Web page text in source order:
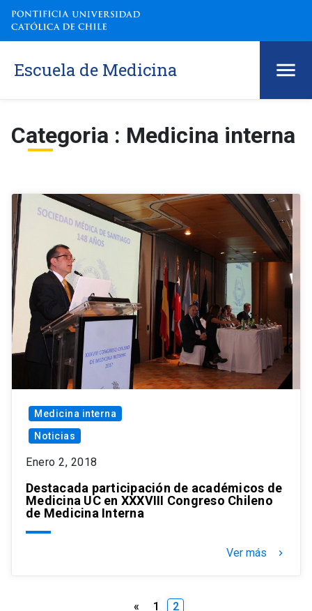
Escuela de Medicina
Categoria : Medicina interna
Medicina interna
Noticias
Enero 2, 2018
Destacada participación de académicos de
Medicina UC en XXXVIII Congreso Chileno
de Medicina Interna
Ver más keyboard_arrow_right
Paginación
« 1 2